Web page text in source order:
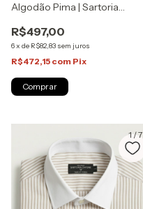
Algodão Pima | Sartoria
R$497,00
6x de R$82,83 sem juros
R$472,15 com Pix
Comprar
1 /7